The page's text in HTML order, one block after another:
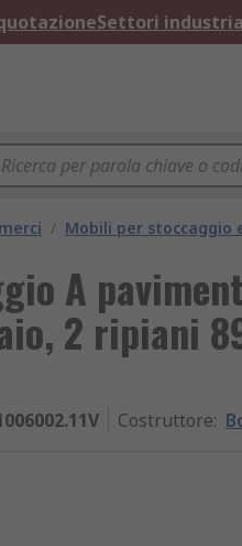
Settori
/ Mobili per stoccaggio
A
2 ripiani
Costruttore: